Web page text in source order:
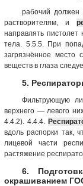
рабочий должен
растворителям, и
направлять
тела. 5.5.5. При
загрязнённое
веществ в глаза
5.
Фильтрующую
верхнего — левого
4.4.2). 4.4.4.
вдоль распорки так,
лицевой части
растяжение
6.
окрашиванием